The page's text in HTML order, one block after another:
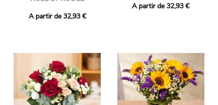
A partir de 32,93 €
A partir de 32,93 €